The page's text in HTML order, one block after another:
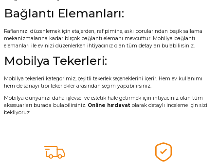
Bağlantı Elemanları:
Raflarınızı düzenlemek için etajerden, raf pimine, askı borularından beşik sallama
mekanizmalarına kadar birçok bağlantı elemanı mevcuttur. Mobilya bağlantı
elemanları ile evinizi düzenlerken ihtiyacınız olan tüm detayları bulabilirsiniz.
Mobilya Tekerleri:
Mobilya tekerleri kategorimiz, çeşitli tekerlek seçeneklerini içerir. Hem ev kullanımı
hem de sanayi tipi tekerlekler arasından seçim yapabilirsiniz.
Mobilya dünyanızı daha işlevsel ve estetik hale getirmek için ihtiyacınız olan tüm
aksesuarları burada bulabilirsiniz. Online hırdavat olarak detaylı inceleme için sizi
bekliyoruz.